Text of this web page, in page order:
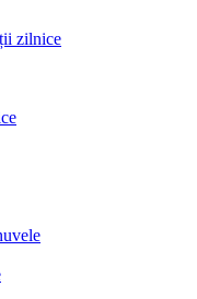
zilnice